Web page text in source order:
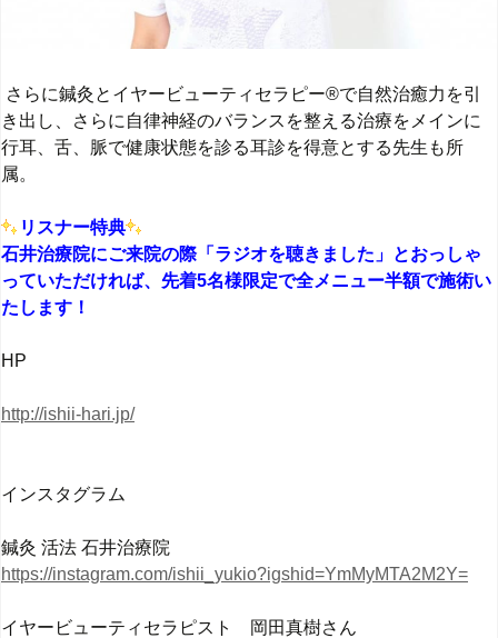
さらに鍼灸とイヤービューティセラピー®︎で自然治癒力を引
き出し、
さらに自律神経のバランスを整える治療をメインに
行耳、舌、脈で健康状態を診る耳診を得意とする先生も所
属。
リスナー特典
石井治療院にご来院の際「ラジオを聴きました」とおっしゃ
っていただければ、先着5名様限定で全メニュー半額で施術い
たします！
HP
http://ishii-hari.jp/
インスタグラム
鍼灸 活法 石井治療院
https://instagram.com/ishii_yukio?igshid=YmMyMTA2M2Y=
イヤービューティセラピスト 岡田真樹さん